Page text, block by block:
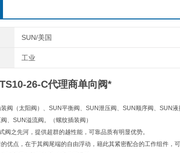
SUN/美国
工业
26-C代理商单向阀*
阀（太阳阀）、SUN平衡阀、SUN泄压阀、SUN顺序阀、SUN
、SUN溢流阀。（螺纹插装阀）
阀之先河，提供超群的越性能，可靠品质有明显优势。
优点，在于其阀尾端的自由浮动，籍此其紧密配合的工作组件